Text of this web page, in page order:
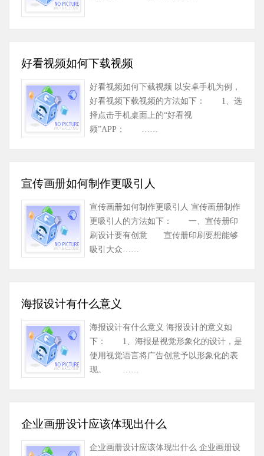
好看视频如何下载视频
好看视频如何下载视频 以安卓手机为例，
好看视频下载视频的方法如下： 1、选
择点击手机桌面上的“好看视
频”APP； ……
宣传画册如何制作更吸引人
宣传画册如何制作更吸引人 宣传画册制作
更吸引人的方法如下： 一、宣传册印
刷设计要有创意 宣传册印刷要想能够
吸引大众……
海报设计有什么意义
海报设计有什么意义 海报设计的意义如
下： 1、海报是视觉形象化的设计，是
使用视觉语言将广告创意予以形象化的表
现。 ……
企业画册设计应该体现出什么
企业画册设计应该体现出什么 企业画册设